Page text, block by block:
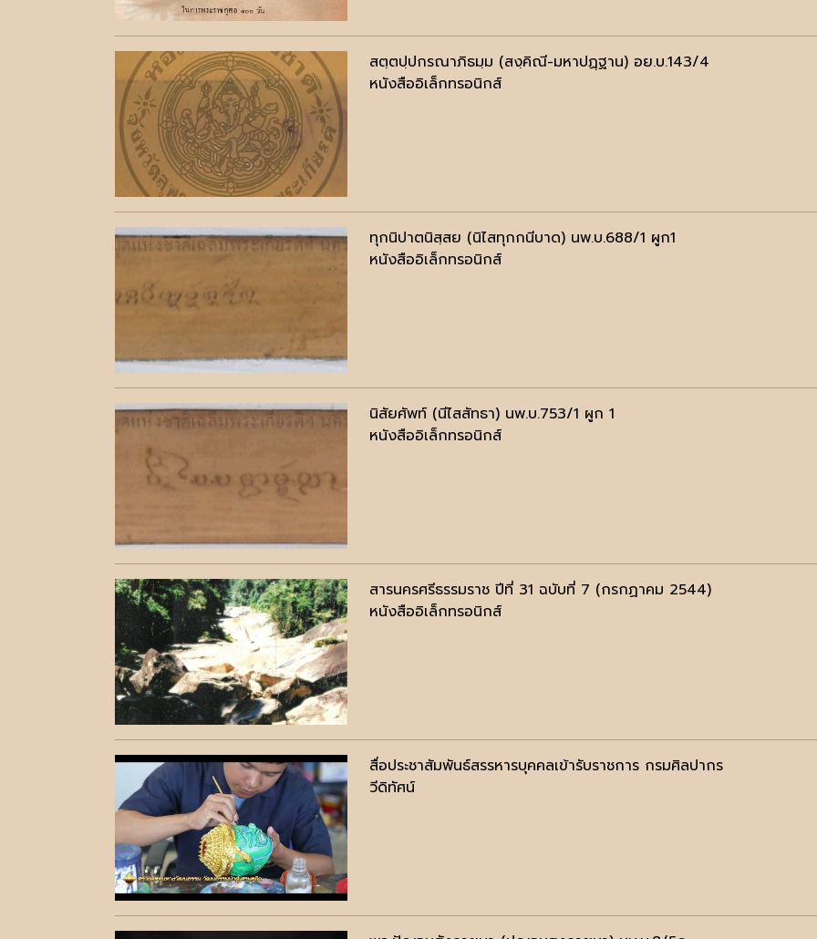
สตฺตปฺปกรณาภิธมฺม (สงฺคิณี-มหาปฏฺฐาน) อย.บ.143/4
หนังสืออิเล็กทรอนิกส์
ทุกนิปาตนิสฺสย (นิไสทุกกนีบาด) นพ.บ.688/1 ผูก1
หนังสืออิเล็กทรอนิกส์
นิสัยศัพท์ (นีไสสัทธา) นพ.บ.753/1 ผูก 1
หนังสืออิเล็กทรอนิกส์
สารนครศรีธรรมราช ปีที่ 31 ฉบับที่ 7 (กรกฏาคม 2544)
หนังสืออิเล็กทรอนิกส์
สื่อประชาสัมพันธ์สรรหารบุคคลเข้ารับราชการ กรมศิลปากร
วีดิทัศน์